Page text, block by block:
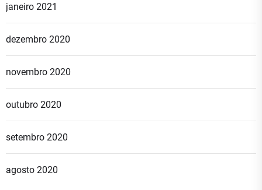
janeiro 2021
dezembro 2020
novembro 2020
outubro 2020
setembro 2020
agosto 2020